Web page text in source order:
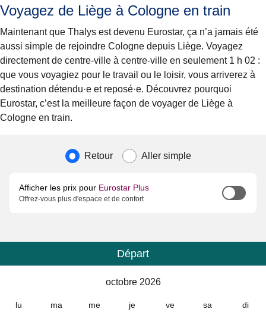
Voyagez de Liège à Cologne en train
Maintenant que Thalys est devenu Eurostar, ça n’a jamais été
aussi simple de rejoindre Cologne depuis Liège. Voyagez
directement de centre-ville à centre-ville en seulement 1 h 02 :
que vous voyagiez pour le travail ou le loisir, vous arriverez à
destination détendu·e et reposé·e. Découvrez pourquoi
Eurostar, c’est la meilleure façon de voyager de Liège à
Cologne en train.
Type de voyage
Retour Aller simple
Afficher les prix pour Eurostar Plus
Offrez-vous plus d'espace et de confort
Calendrier
Départ
octobre 2026
lu ma me je ve sa di